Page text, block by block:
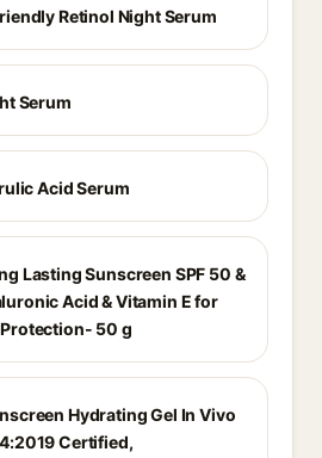
Retinol Night Serum
Serum
Acid Serum
Lasting Sunscreen SPF 50 &
Acid & Vitamin E for
50 g
Hydrating Gel In Vivo
Certified,